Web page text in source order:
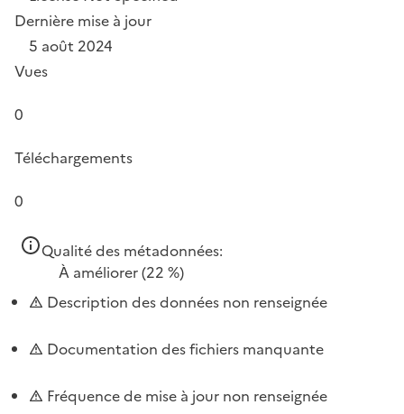
Dernière mise à jour
5 août 2024
Vues
0
Téléchargements
0
Qualité des métadonnées:
À améliorer(22 %)
Description des données non renseignée
Documentation des fichiers manquante
Fréquence de mise à jour non renseignée